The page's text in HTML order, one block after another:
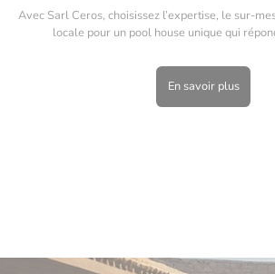
Avec Sarl Ceros, choisissez l’expertise, le sur-
locale pour un pool house unique qui
En savoir plus